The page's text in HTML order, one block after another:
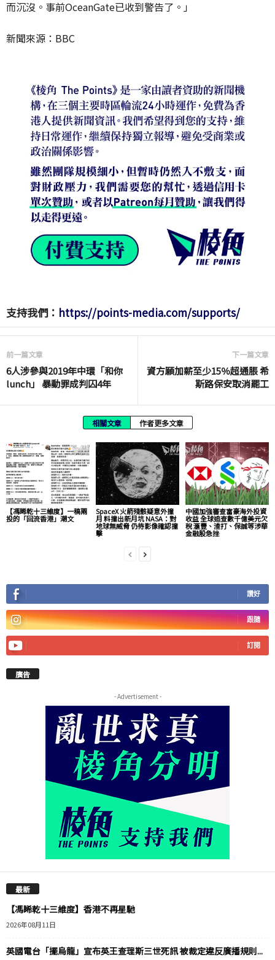
而沉沒。事前OceanGate已收到警告了。」
新聞來源：BBC
支持我們： https://points-media.com/supports/
前一篇文章
6人涉參與2019年中環「和你
lunch」 暴動罪成判囚4年
下一篇文章
資方願加薪至少15％超通脹 希
斯路保安取消罷工
相關文章 作者更多文章
【馮睎乾十三維度】一稿兩
投的「回流香港」潮文
SpaceX 火箭殘骸疑意外撞
月 料撞出新月坑 NASA：對
地球無威脅 仍待影像確認撞
擊
中國加強審查富豪海外投資
收益 全球追查數千億美元欠
稅 滙豐、渣打、保誠等涉華
金融股急挫
讚好
跟隨
訂閱
廣告
- Advertisement -
最新
【馮睎乾十三維度】香港不再星馳
2026年08月11日
英國電台「擺烏龍」宣布英王查理斯三世死訊 被裁定違反廣播規則...